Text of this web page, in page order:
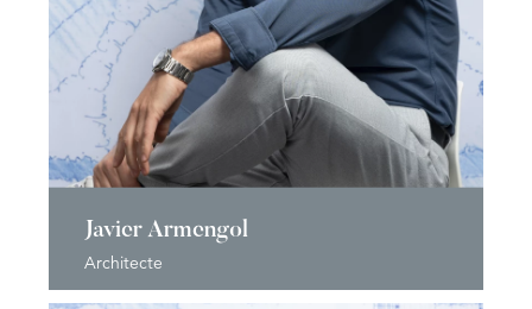
Javier Armengol
Architecte